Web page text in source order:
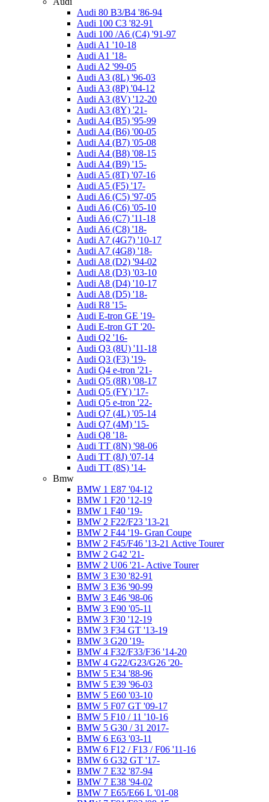
Audi 80 B3/B4 '86-94
Audi 100 C3 '82-91
Audi 100 /A6 (C4) '91-97
Audi A1 '10-18
Audi A1 '18-
Audi A2 '99-05
Audi A3 (8L) '96-03
Audi A3 (8P) '04-12
Audi A3 (8V) '12-20
Audi A3 (8Y) '21-
Audi A4 (B5) '95-99
Audi A4 (B6) '00-05
Audi A4 (B7) '05-08
Audi A4 (B8) '08-15
Audi A4 (B9) '15-
Audi A5 (8Т) '07-16
Audi A5 (F5) '17-
Audi A6 (C5) '97-05
Audi A6 (C6) '05-10
Audi A6 (C7) '11-18
Audi A6 (C8) '18-
Audi A7 (4G7) '10-17
Audi A7 (4G8) '18-
Audi A8 (D2) '94-02
Audi A8 (D3) '03-10
Audi A8 (D4) '10-17
Audi A8 (D5) '18-
Audi R8 '15-
Audi E-tron GE '19-
Audi E-tron GT '20-
Audi Q2 '16-
Audi Q3 (8U) '11-18
Audi Q3 (F3) '19-
Audi Q4 e-tron '21-
Audi Q5 (8R) '08-17
Audi Q5 (FY) '17-
Audi Q5 e-tron '22-
Audi Q7 (4L) '05-14
Audi Q7 (4M) '15-
Audi Q8 '18-
Audi TT (8N) '98-06
Audi TT (8J) '07-14
Audi TT (8S) '14-
Bmw
BMW 1 E87 '04-12
BMW 1 F20 '12-19
BMW 1 F40 '19-
BMW 2 F22/F23 '13-21
BMW 2 F44 '19- Gran Coupe
BMW 2 F45/F46 '13-21 Active Tourer
BMW 2 G42 '21-
BMW 2 U06 '21- Active Tourer
BMW 3 E30 '82-91
BMW 3 E36 '90-99
BMW 3 E46 '98-06
BMW 3 E90 '05-11
BMW 3 F30 '12-19
BMW 3 F34 GT '13-19
BMW 3 G20 '19-
BMW 4 F32/F33/F36 '14-20
BMW 4 G22/G23/G26 '20-
BMW 5 E34 '88-96
BMW 5 E39 '96-03
BMW 5 E60 '03-10
BMW 5 F07 GT '09-17
BMW 5 F10 / 11 '10-16
BMW 5 G30 / 31 2017-
BMW 6 E63 '03-11
BMW 6 F12 / F13 / F06 '11-16
BMW 6 G32 GT '17-
BMW 7 E32 '87-94
BMW 7 E38 '94-02
BMW 7 E65/E66 L '01-08